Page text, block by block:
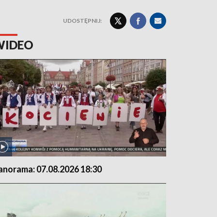
UDOSTĘPNIJ:
07.08.2026 18:30